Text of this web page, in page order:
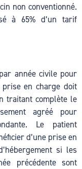
non conventionné.
à 65% d’un tarif
année civile pour
prise en charge doit
traitant complète le
agréé pour
Le patient
d’une prise en
si les
précédente sont